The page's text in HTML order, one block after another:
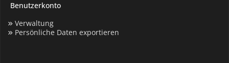
Benutzerkonto
Verwaltung
Persönliche Daten exportieren